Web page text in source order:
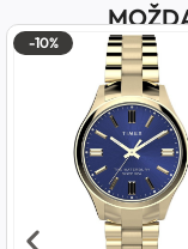
-10%